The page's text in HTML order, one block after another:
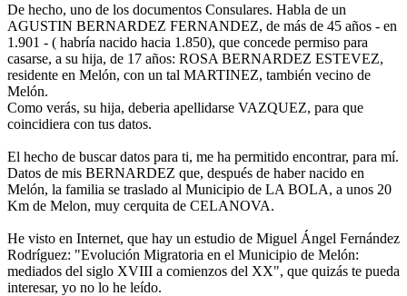
De hecho, uno de los documentos Consulares. Habla de un
AGUSTIN BERNARDEZ FERNANDEZ, de más de 45 años - en
1.901 - ( habría nacido hacia 1.850), que concede permiso para
casarse, a su hija, de 17 años: ROSA BERNARDEZ ESTEVEZ,
residente en Melón, con un tal MARTINEZ, también vecino de
Melón.
Como verás, su hija, deberia apellidarse VAZQUEZ, para que
coincidiera con tus datos.
El hecho de buscar datos para ti, me ha permitido encontrar, para mí.
Datos de mis BERNARDEZ que, después de haber nacido en
Melón, la familia se traslado al Municipio de LA BOLA, a unos 20
Km de Melon, muy cerquita de CELANOVA.
He visto en Internet, que hay un estudio de Miguel Ángel Fernández
Rodríguez: "Evolución Migratoria en el Municipio de Melón:
mediados del siglo XVIII a comienzos del XX", que quizás te pueda
interesar, yo no lo he leído.